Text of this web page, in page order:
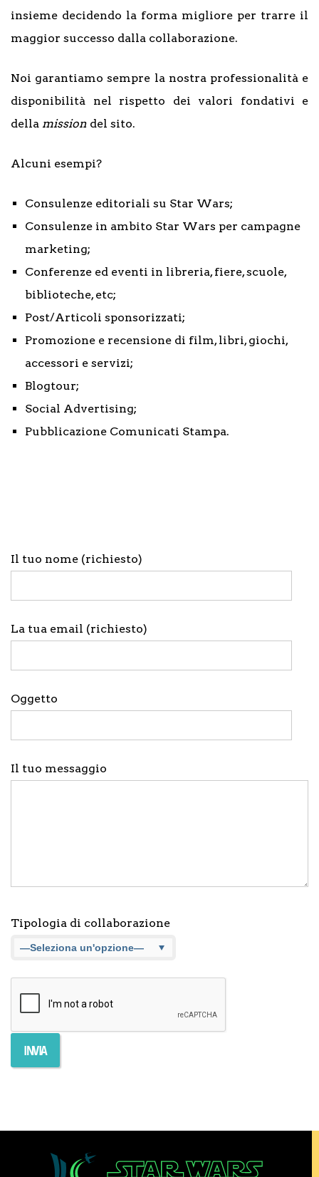
insieme decidendo la forma migliore per trarre il
maggior successo dalla collaborazione.
Noi garantiamo sempre la nostra professionalità e
disponibilità nel rispetto dei valori fondativi e
della mission del sito.
Alcuni esempi?
Consulenze editoriali su Star Wars;
Consulenze in ambito Star Wars per campagne
marketing;
Conferenze ed eventi in libreria, fiere, scuole,
biblioteche, etc;
Post/Articoli sponsorizzati;
Promozione e recensione di film, libri, giochi,
accessori e servizi;
Blogtour;
Social Advertising;
Pubblicazione Comunicati Stampa.
Il tuo nome (richiesto)
La tua email (richiesto)
Oggetto
Il tuo messaggio
Tipologia di collaborazione